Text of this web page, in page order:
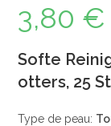
3,80 €
Softe
otters, 25 St
Type de peau: